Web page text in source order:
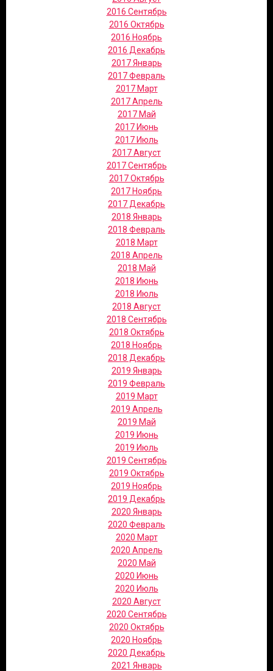
2016 Сентябрь
2016 Октябрь
2016 Ноябрь
2016 Декабрь
2017 Январь
2017 Февраль
2017 Март
2017 Апрель
2017 Май
2017 Июнь
2017 Июль
2017 Август
2017 Сентябрь
2017 Октябрь
2017 Ноябрь
2017 Декабрь
2018 Январь
2018 Февраль
2018 Март
2018 Апрель
2018 Май
2018 Июнь
2018 Июль
2018 Август
2018 Сентябрь
2018 Октябрь
2018 Ноябрь
2018 Декабрь
2019 Январь
2019 Февраль
2019 Март
2019 Апрель
2019 Май
2019 Июнь
2019 Июль
2019 Сентябрь
2019 Октябрь
2019 Ноябрь
2019 Декабрь
2020 Январь
2020 Февраль
2020 Март
2020 Апрель
2020 Май
2020 Июнь
2020 Июль
2020 Август
2020 Сентябрь
2020 Октябрь
2020 Ноябрь
2020 Декабрь
2021 Январь